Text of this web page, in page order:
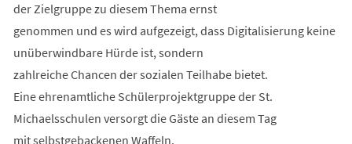
der Zielgruppe zu diesem Thema ernst
genommen und es wird aufgezeigt, dass Digitalisierung keine
unüberwindbare Hürde ist, sondern
zahlreiche Chancen der sozialen Teilhabe bietet.
Eine ehrenamtliche Schülerprojektgruppe der St.
Michaelsschulen versorgt die Gäste an diesem Tag
mit selbstgebackenen Waffeln.